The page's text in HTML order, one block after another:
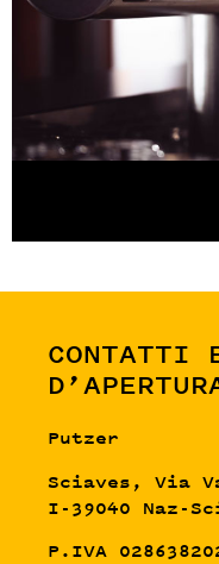
CONTATTI
Putzer
Sciaves, Via
I-39040 Naz-
P.IVA